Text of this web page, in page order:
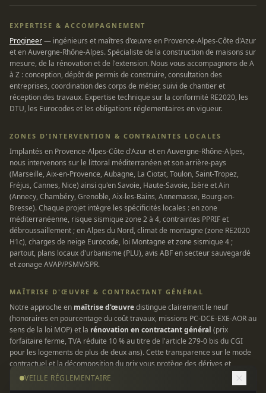
EXPERTISE & ACCOMPAGNEMENT
Progineer— ingénieurs et maîtres d'œuvre en Provence-Alpes-Côte d'Azur
et en Auvergne-Rhône-Alpes. Spécialiste de la construction de maisons sur
mesure, de la rénovation et de l'extension. Nous vous accompagnons de A
à Z : conception, dépôt de permis de construire, consultation des
entreprises, coordination des corps de métier, suivi de chantier et
réception des travaux. Expertise technique sur la conformité RE2020, les
DTU, les Eurocodes et les obligations réglementaires en vigueur.
ZONES D'INTERVENTION & CONTRAINTES LOCALES
Implantés en Provence-Alpes-Côte d'Azur et en Auvergne-Rhône-Alpes,
nous intervenons sur le littoral méditerranéen et son arrière-pays
(Marseille, Aix-en-Provence, Aubagne, La Ciotat, Toulon, Saint-Tropez,
Fréjus, Cannes, Nice) ainsi qu'en Savoie, Haute-Savoie, Isère et Ain
(Annecy, Chambéry, Grenoble, Aix-les-Bains, Annemasse, Bourg-en-
Bresse). Chaque projet intègre les spécificités locales : en zone
méditerranéenne, risque sismique zone 2 à 4, contraintes PPRIF et
débroussaillement ; en Alpes du Nord, climat de montagne (zone RE2020
H1c), charges de neige Eurocode, loi Montagne et zone sismique 4 ;
partout, plans locaux d'urbanisme (PLU), avis ABF en secteur sauvegardé
et zonage AVAP/PSMV/SPR.
MAÎTRISE D'ŒUVRE & CONTRACTANT GÉNÉRAL
Notre approche en maîtrise d'œuvredistingue clairement le neuf
(honoraires en pourcentage du coût travaux, missions PC-DCE-EXE-AOR au
sens de la loi MOP) et la rénovation en contractant général (prix
forfaitaire ferme, TVA réduite 10 % au titre de l'article 279-0 bis du CGI
pour les logements de plus de deux ans). Cette transparence sur le mode
contractuel et la décomposition du prix vous protège des dérives et
garantit une enveloppe maîtrisée. Tous nos chantiers sont couverts par
VEILLE RÉGLEMENTAIRE